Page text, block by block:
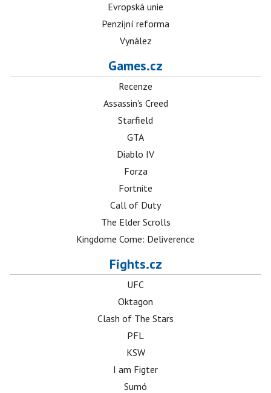
Evropská unie
Penzijní reforma
Vynález
Games.cz
Recenze
Assassin's Creed
Starfield
GTA
Diablo IV
Forza
Fortnite
Call of Duty
The Elder Scrolls
Kingdome Come: Deliverence
Fights.cz
UFC
Oktagon
Clash of The Stars
PFL
KSW
I am Figter
Sumó